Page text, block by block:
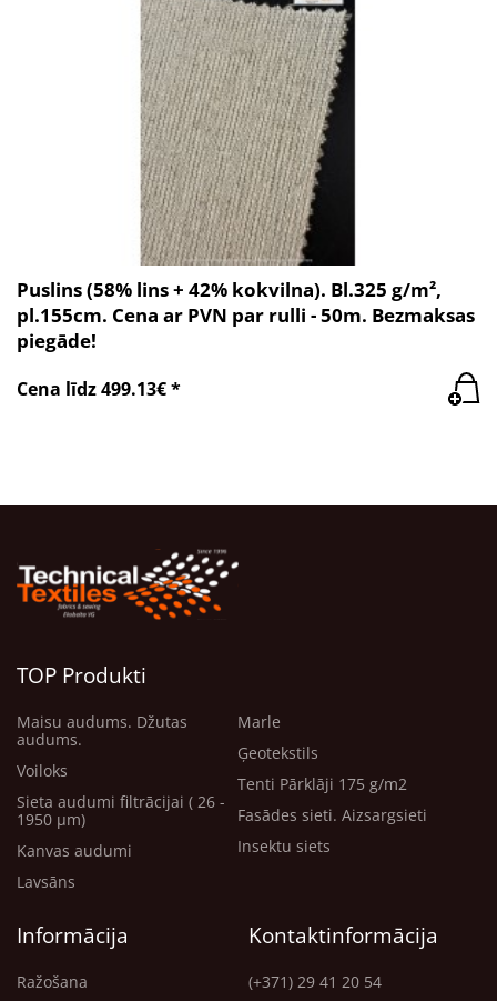
Puslins (58% lins + 42% kokvilna). Bl.325 g/m²,
pl.155cm. Cena ar PVN par rulli - 50m. Bezmaksas
piegāde!
Cena līdz 499.13€ *
TOP Produkti
Maisu audums. Džutas
audums.
Voiloks
Sieta audumi filtrācijai ( 26 -
1950 μm)
Kanvas audumi
Lavsāns
Marle
Ģeotekstils
Tenti Pārklāji 175 g/m2
Fasādes sieti. Aizsargsieti
Insektu siets
Informācija
Ražošana
Kontaktinformācija
(+371) 29 41 20 54